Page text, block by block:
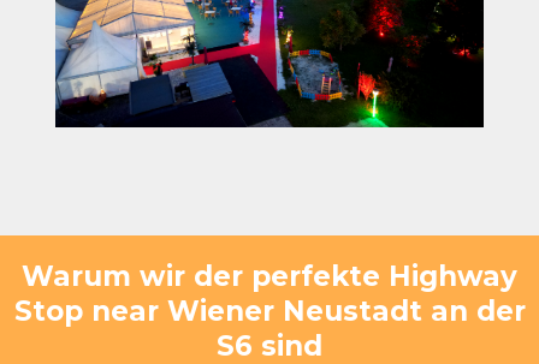
Warum wir der perfekte Highway
Stop near Wiener Neustadt an der
S6 sind